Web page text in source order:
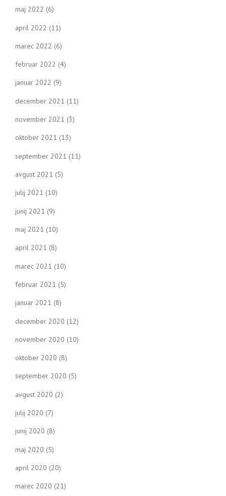
maj 2022 (6)
april 2022 (11)
marec 2022 (6)
februar 2022 (4)
januar 2022 (9)
december 2021 (11)
november 2021 (3)
oktober 2021 (13)
september 2021 (11)
avgust 2021 (5)
julij 2021 (10)
junij 2021 (9)
maj 2021 (10)
april 2021 (8)
marec 2021 (10)
februar 2021 (5)
januar 2021 (8)
december 2020 (12)
november 2020 (10)
oktober 2020 (8)
september 2020 (5)
avgust 2020 (2)
julij 2020 (7)
junij 2020 (8)
maj 2020 (5)
april 2020 (20)
marec 2020 (21)